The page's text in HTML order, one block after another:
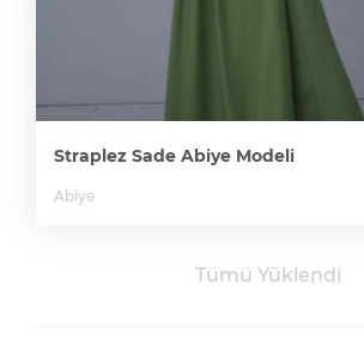
Straplez Sade Abiye Modeli
Abiye
Tümü Yüklendi